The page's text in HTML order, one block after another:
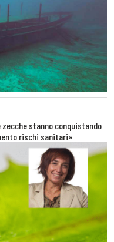
stanno conquistando
rischi sanitari»